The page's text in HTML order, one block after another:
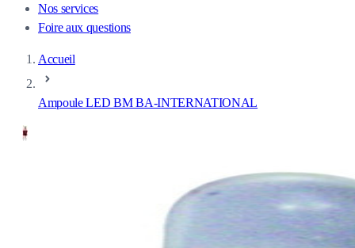
Nos services
Foire aux questions
Accueil
Ampoule LED BM BA-INTERNATIONAL